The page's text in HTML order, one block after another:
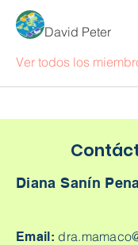
David Peter
Ver todos los
Diana Sanín Pena
Email: